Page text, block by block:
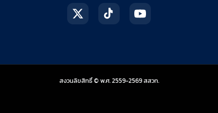
สงวนลิขสิทธิ์ © พ.ศ. 2559-2569สสวท.สถาบันส่งเสริมการสอ